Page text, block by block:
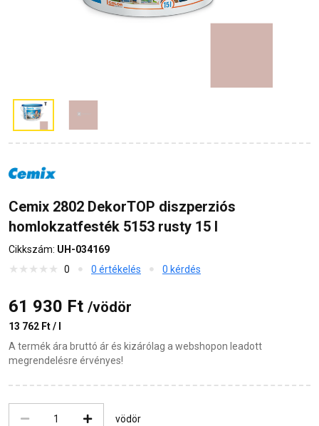
Cemix 2802 DekorTOP diszperziós
homlokzatfesték 5153 rusty 15 l
Cikkszám: UH-034169
0
0 értékelés 0 kérdés
61 930 Ft /vödör
13 762 Ft / l
A termék ára bruttó ár és kizárólag a webshopon leadott
megrendelésre érvényes!
vödör